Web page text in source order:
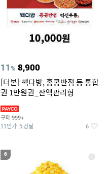
11% 8,900
[더본] 빽다방, 홍콩반점 등 통합
권 1만원권_잔액관리형
구매 999+
11번가 쇼킹딜 6
6